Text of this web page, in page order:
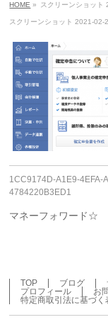
HOME » スクリーンショッ
スクリーンショット 2021-02-
1CC9174D-A1E9-4EFA-
4784220B3ED1
マネーフォワード☆
TOP ブログ
プロフィール
お
特定商取引法に基づ